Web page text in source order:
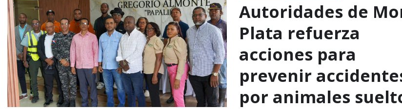
Autoridades de
Plata refuerza
acciones para
prevenir
por animales